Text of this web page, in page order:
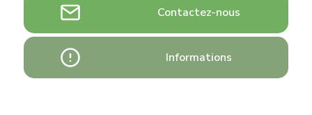
Contactez-nous
Informations